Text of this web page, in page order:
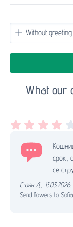
What our
срок,
се
Стоян Д.
13.03.2026.
Send flowers to Sofia